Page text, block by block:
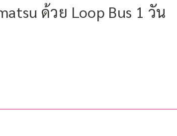
ด้วย Loop Bus 1 วัน